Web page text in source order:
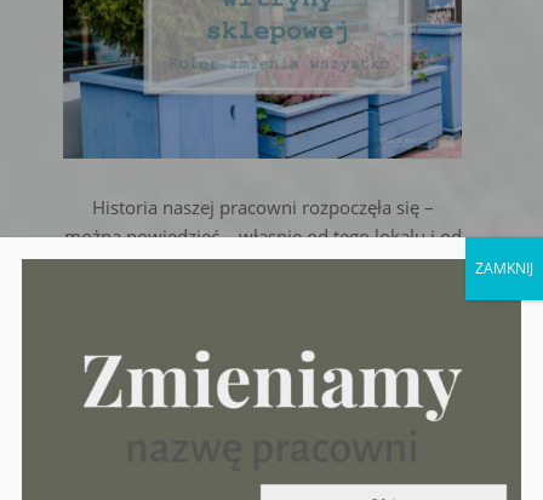
Historia naszej pracowni rozpoczęła się –
można powiedzieć – własnie od tego lokalu i od
tej małej białej karteczki, która wisiała na
czytaj więcej
ZAMKNIJ